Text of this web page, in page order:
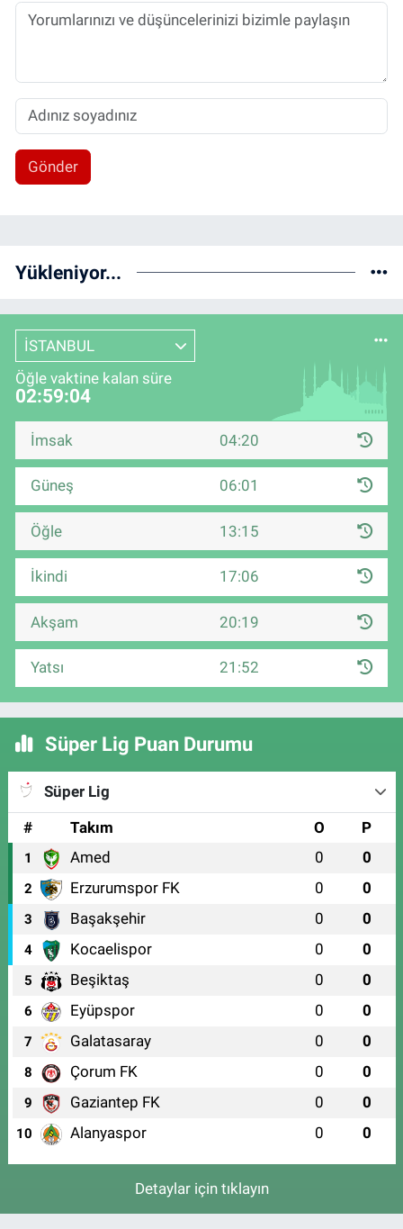
Gönder
Yükleniyor...
İSTANBUL
Öğle vaktine kalan süre
02:59:03
İmsak 04:20
Güneş 06:01
Öğle 13:15
İkindi 17:06
Akşam 20:19
Yatsı 21:52
Süper Lig Puan Durumu
Süper Lig
#
Takım O P
1 Amed 0 0
2 Erzurumspor FK 0 0
3 Başakşehir 0 0
4 Kocaelispor 0 0
5 Beşiktaş 0 0
6 Eyüpspor 0 0
7 Galatasaray 0 0
8 Çorum FK 0 0
9 Gaziantep FK 0 0
10 Alanyaspor 0 0
Detaylar için tıklayın